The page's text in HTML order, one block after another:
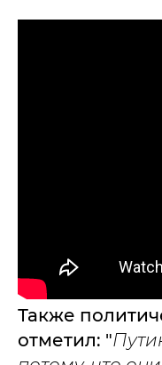
Также
отметил: "